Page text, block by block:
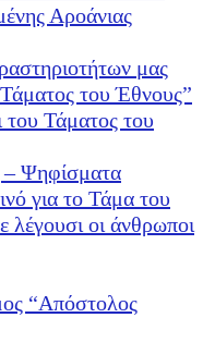
Αροάνιας
μας
του Έθνους”
του Τάματος του
– Ψηφίσματα
για το Τάμα του
λέγουσι οι άνθρωποι
“Απόστολος